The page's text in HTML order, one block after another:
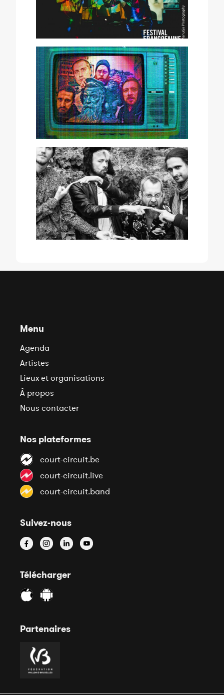
Menu
Agenda
Artistes
Lieux et organisations
À propos
Nous contacter
Nos plateformes
court-circuit.be
court-circuit.live
court-circuit.band
Suivez-nous
Télécharger
Partenaires